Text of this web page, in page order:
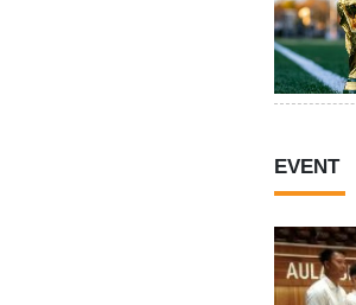
EVENT